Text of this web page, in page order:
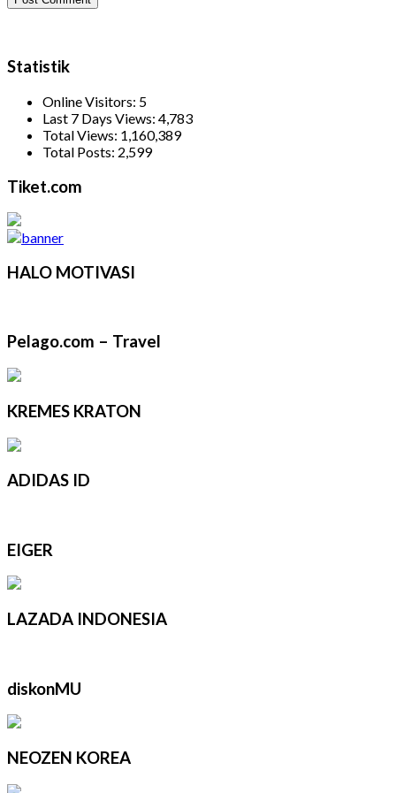
Statistik
Online Visitors: 5
Last 7 Days Views: 4,783
Total Views: 1,160,389
Total Posts: 2,599
Tiket.com
HALO MOTIVASI
Pelago.com – Travel
KREMES KRATON
ADIDAS ID
EIGER
LAZADA INDONESIA
diskonMU
NEOZEN KOREA